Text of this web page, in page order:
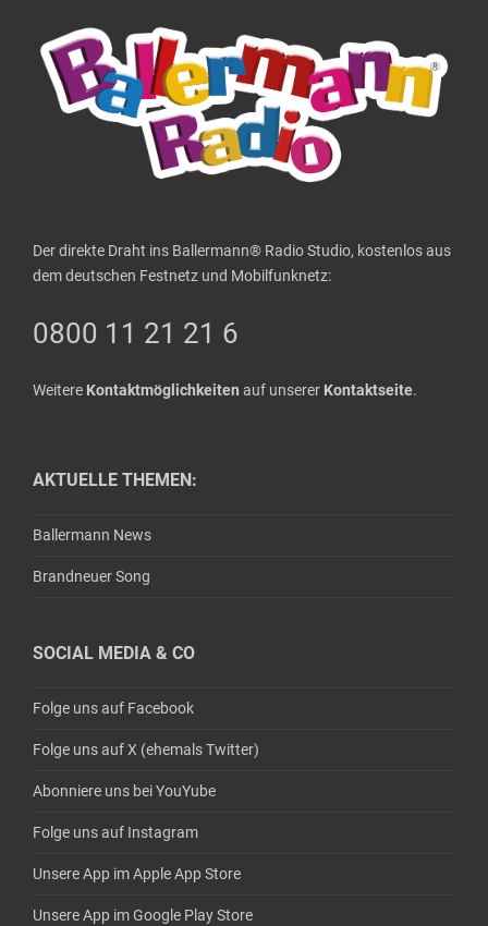
Der direkte Draht ins Ballermann® Radio Studio, kostenlos aus
dem deutschen Festnetz und Mobilfunknetz:
0800 11 21 21 6
Weitere Kontaktmöglichkeiten auf unserer Kontaktseite.
AKTUELLE THEMEN:
Ballermann News
Brandneuer Song
SOCIAL MEDIA & CO
Folge uns auf Facebook
Folge uns auf X (ehemals Twitter)
Abonniere uns bei YouYube
Folge uns auf Instagram
Unsere App im Apple App Store
Unsere App im Google Play Store